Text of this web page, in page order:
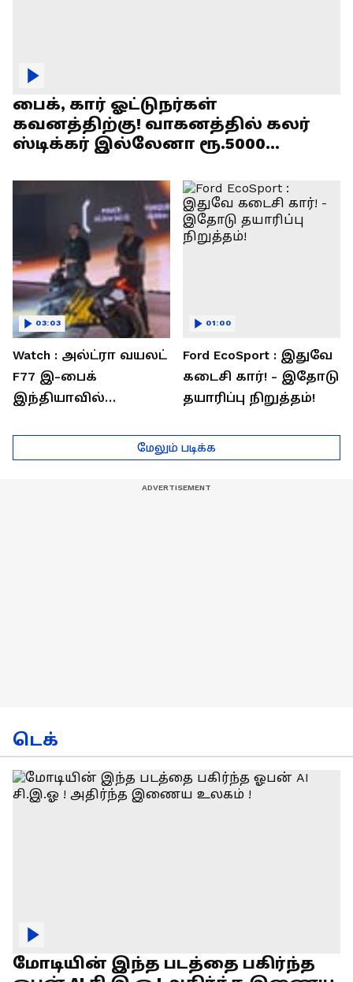
பைக், கார் ஓட்டுநர்கள்
கவனத்திற்கு! வாகனத்தில் கலர்
ஸ்டிக்கர் இல்லேனா ரூ.5000
Watch : அல்ட்ரா வயலட்
F77 இ-பைக்
இந்தியாவில்
சார்ஜில் 307கி.மீ
பயணம்!
03:03
Ford EcoSport : இதுவே
கடைசி கார்! - இதோடு
தயாரிப்பு நிறுத்தம்!
01:00
மேலும் படிக்க
டெக்
மோடியின் இந்த படத்தை பகிர்ந்த